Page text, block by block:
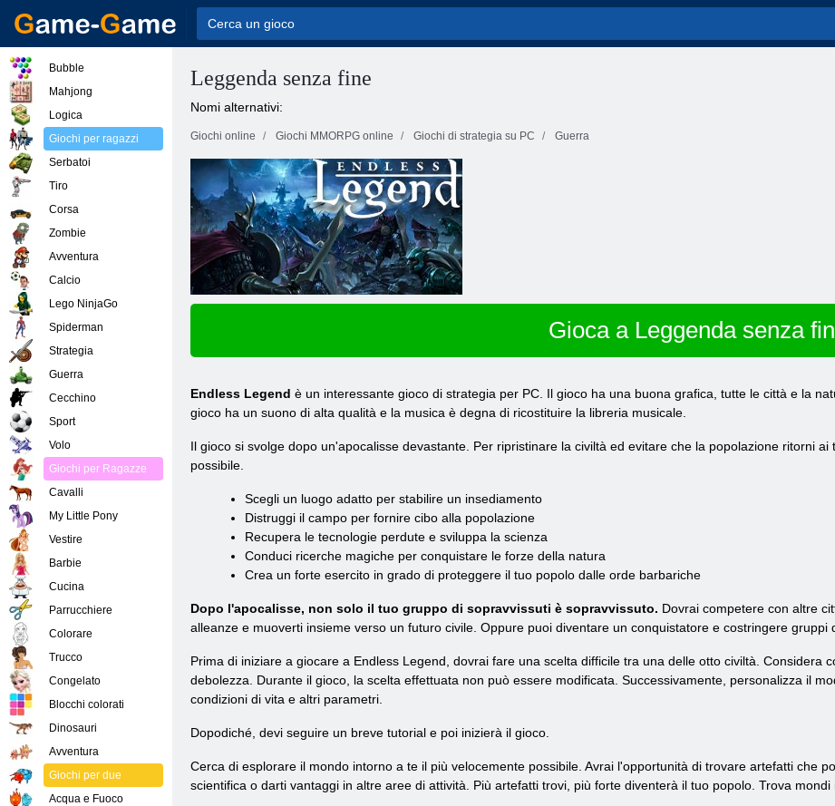
Leggenda senza fine
Nomi alternativi:
Giochi online Giochi MMORPG online Giochi di strategia su PC Guerra
Gioca a Leggenda senza
Endless Legend è un interessante gioco di strategia per PC. Il gioco ha una buona grafica, tutte le città e la
gioco ha un suono di alta qualità e la musica è degna di ricostituire la libreria musicale.
Il gioco si svolge dopo un'apocalisse devastante. Per ripristinare la civiltà ed evitare che la popolazione ritorni
possibile.
Scegli un luogo adatto per stabilire un insediamento
Distruggi il campo per fornire cibo alla popolazione
Recupera le tecnologie perdute e sviluppa la scienza
Conduci ricerche magiche per conquistare le forze della natura
Crea un forte esercito in grado di proteggere il tuo popolo dalle orde barbariche
Dopo l'apocalisse, non solo il tuo gruppo di sopravvissuti è sopravvissuto. Dovrai competere con altre
alleanze e muoverti insieme verso un futuro civile. Oppure puoi diventare un conquistatore e costringere gruppi
Prima di iniziare a giocare a Endless Legend, dovrai fare una scelta difficile tra una delle otto civiltà. Considera
debolezza. Durante il gioco, la scelta effettuata non può essere modificata. Successivamente, personalizza il
condizioni di vita e altri parametri.
Dopodiché, devi seguire un breve tutorial e poi inizierà il gioco.
Cerca di esplorare il mondo intorno a te il più velocemente possibile. Avrai l'opportunità di trovare artefatti che
scientifica o darti vantaggi in altre aree di attività. Più artefatti trovi, più forte diventerà il tuo popolo. Trova
Bubble
Mahjong
Logica
Giochi per ragazzi
Serbatoi
Tiro
Corsa
Zombie
Avventura
Calcio
Lego NinjaGo
Spiderman
Strategia
Guerra
Cecchino
Sport
Volo
Giochi per Ragazze
Cavalli
My Little Pony
Vestire
Barbie
Cucina
Parrucchiere
Colorare
Trucco
Congelato
Blocchi colorati
Dinosauri
Avventura
Giochi per due
Acqua e Fuoco